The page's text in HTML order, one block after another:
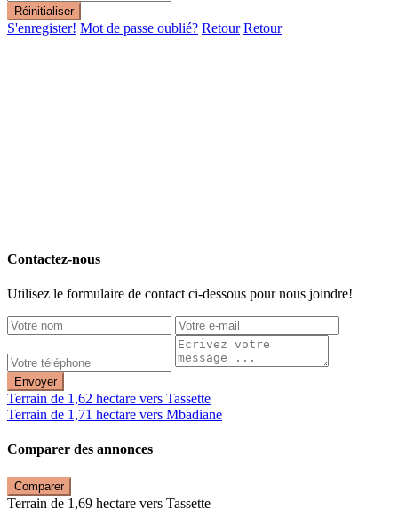
Réinitialiser
S'enregister! Mot de passe oublié? Retour Retour
Contactez-nous
Utilisez le formulaire de contact ci-dessous pour nous joindre!
Envoyer
Terrain de 1,62 hectare vers Tassette
Terrain de 1,71 hectare vers Mbadiane
Comparer des annonces
Comparer
Terrain de 1,69 hectare vers Tassette